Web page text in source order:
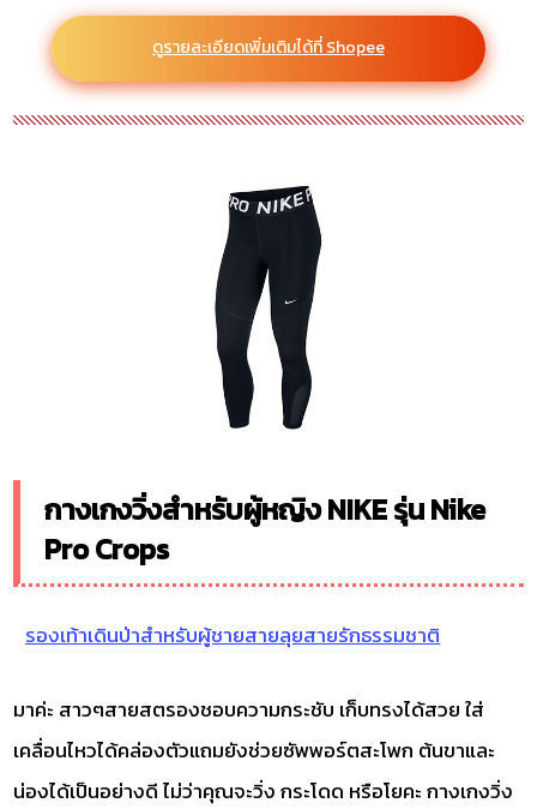
ดูรายละเอียดเพิ่มเติมได้ที่ Shopee
กางเกงวิ่งสำหรับผู้หญิง NIKE รุ่น Nike
Pro Crops
รองเท้าเดินป่าสำหรับผู้ชายสายลุยสายรักธรรมชาติ
มาค่ะ สาวๆสายสตรองชอบความกระชับ เก็บทรงได้สวย ใส่
เคลื่อนไหวได้คล่องตัวแถมยังช่วยซัพพอร์ตสะโพก ต้นขาและ
น่องได้เป็นอย่างดี ไม่ว่าคุณจะวิ่ง กระโดด หรือโยคะ กางเกงวิ่ง